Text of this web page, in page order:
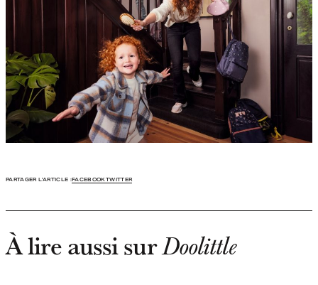
PARTAGER L'ARTICLE :FACEBOOKTWITTER
À lire aussi surDoolittle